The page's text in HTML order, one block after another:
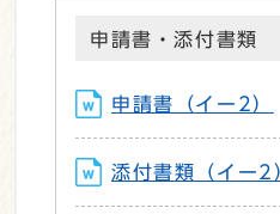
申請書・添付書類
申請書（イー2）
添付書類（イー2